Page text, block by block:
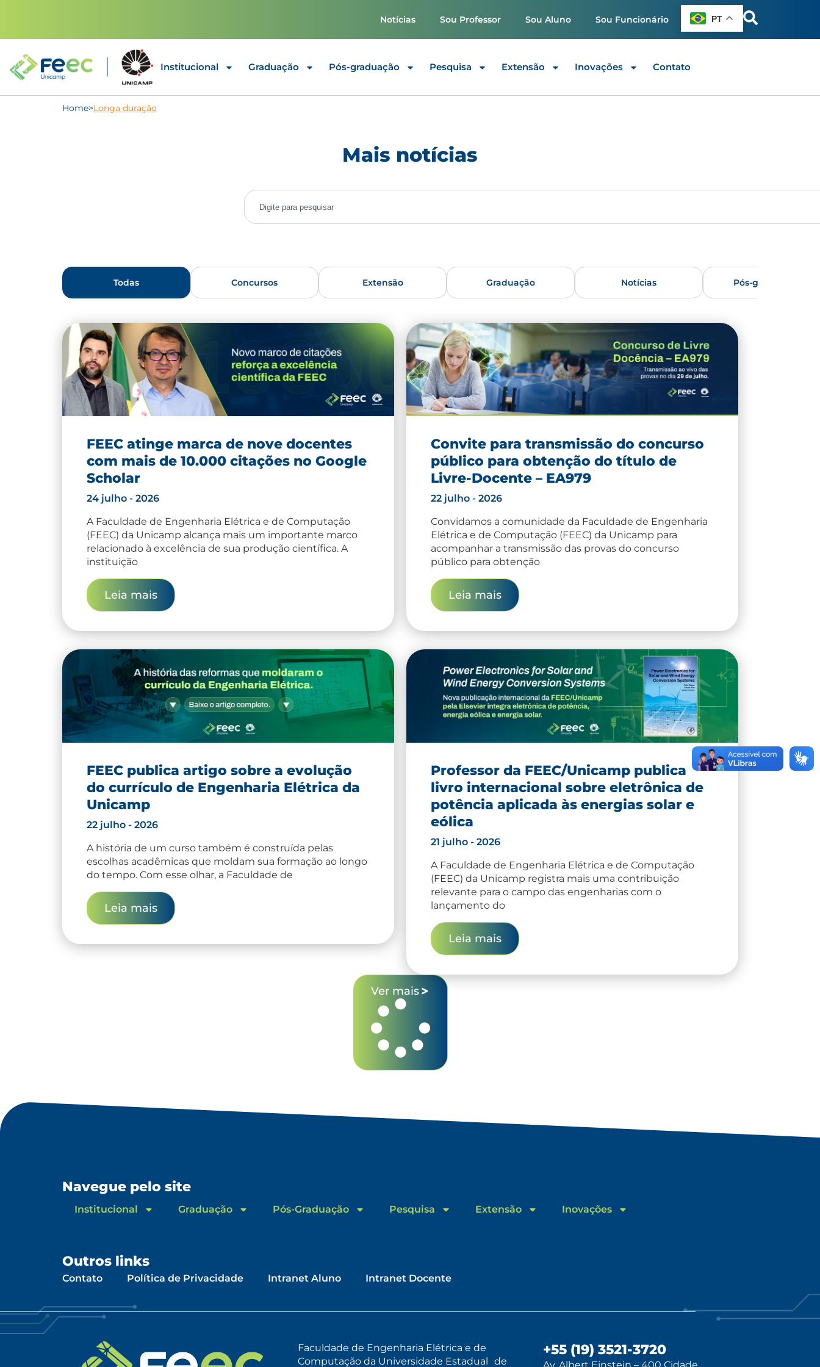
Notícias Sou Professor Sou Aluno Sou Funcionário PT
Institucional Graduação Pós-graduação Pesquisa Extensão Inovações Contato
Home>Longa duração
Mais notícias
Concursos Extensão Graduação Notícias Pós-graduação
Todas
FEEC atinge marca de nove docentes
com mais de 10.000 citações no Google
Scholar
24 julho - 2026
A Faculdade de Engenharia Elétrica e de Computação
(FEEC) da Unicamp alcança mais um importante marco
relacionado à excelência de sua produção científica. A
instituição
Leia mais
Convite para transmissão do concurso
público para obtenção do título de
Livre-Docente – EA979
22 julho - 2026
Convidamos a comunidade da Faculdade de Engenharia
Elétrica e de Computação (FEEC) da Unicamp para
acompanhar a transmissão das provas do concurso
público para obtenção
Leia mais
FEEC publica artigo sobre a evolução
do currículo de Engenharia Elétrica da
Unicamp
22 julho - 2026
A história de um curso também é construída pelas
escolhas acadêmicas que moldam sua formação ao longo
do tempo. Com esse olhar, a Faculdade de
Leia mais
Professor da FEEC/Unicamp publica
livro internacional sobre eletrônica de
potência aplicada às energias solar e
eólica
21 julho - 2026
A Faculdade de Engenharia Elétrica e de Computação
(FEEC) da Unicamp registra mais uma contribuição
relevante para o campo das engenharias com o
lançamento do
Leia mais
Ver mais
Navegue pelo site
Institucional Graduação Pós-Graduação Pesquisa Extensão Inovações
Outros links
Contato Política de Privacidade Intranet Aluno Intranet Docente
Faculdade de Engenharia Elétrica e de
Computação da Universidade Estadual de
+55 (19) 3521-3720